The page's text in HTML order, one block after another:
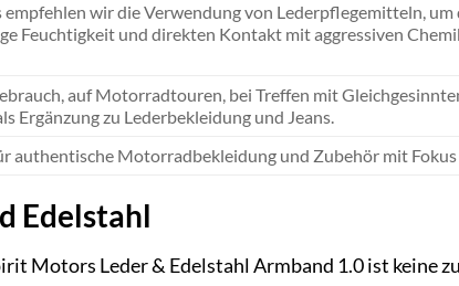
wir die Verwendung von Lederpflegemitteln, um
Feuchtigkeit und direkten Kontakt mit aggressiven
auf Motorradtouren, bei Treffen mit
Ergänzung zu Lederbekleidung und Jeans.
authentische Motorradbekleidung und Zubehör mit
Edelstahl
Motors Leder & Edelstahl Armband 1.0 ist keine